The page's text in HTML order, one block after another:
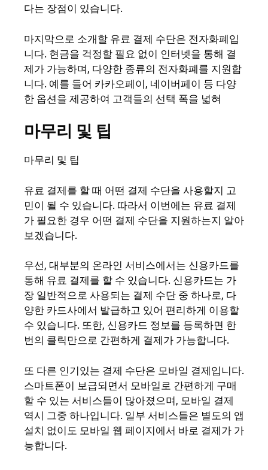
다는 장점이 있습니다.
마지막으로 소개할 유료 결제 수단은 전자화폐입
니다. 현금을 걱정할 필요 없이 인터넷을 통해 결
제가 가능하며, 다양한 종류의 전자화폐를 지원합
니다. 예를 들어 카카오페이, 네이버페이 등 다양
한 옵션을 제공하여 고객들의 선택 폭을 넓혀
마무리 및 팁
마무리 및 팁
유료 결제를 할 때 어떤 결제 수단을 사용할지 고
민이 될 수 있습니다. 따라서 이번에는 유료 결제
가 필요한 경우 어떤 결제 수단을 지원하는지 알아
보겠습니다.
우선, 대부분의 온라인 서비스에서는 신용카드를
통해 유료 결제를 할 수 있습니다. 신용카드는 가
장 일반적으로 사용되는 결제 수단 중 하나로, 다
양한 카드사에서 발급하고 있어 편리하게 이용할
수 있습니다. 또한, 신용카드 정보를 등록하면 한
번의 클릭만으로 간편하게 결제가 가능합니다.
또 다른 인기있는 결제 수단은 모바일 결제입니다.
스마트폰이 보급되면서 모바일로 간편하게 구매
할 수 있는 서비스들이 많아졌으며, 모바일 결제
역시 그중 하나입니다. 일부 서비스들은 별도의 앱
설치 없이도 모바일 웹 페이지에서 바로 결제가 가
능합니다.